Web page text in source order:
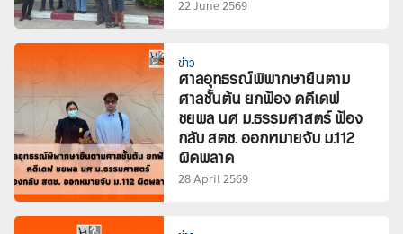
22 June 2569
ข่าว
ศาลอุทธรณ์พิพากษายืนตาม
ศาลชั้นต้น ยกฟ้อง คดีเดฟ
ชยพล นศ ม.ธรรมศาสตร์ ฟ้อง
กลับ สตช. ออกหมายจับ ม.112
ผิดพลาด
28 April 2569